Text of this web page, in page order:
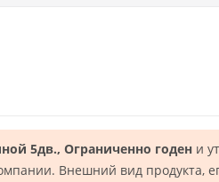
5дв., Ограниченно годен и
Внешний вид продукта,